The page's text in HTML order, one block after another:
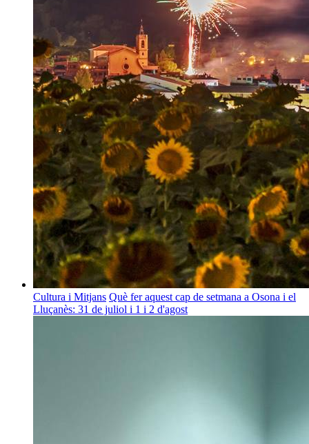
Cultura i Mitjans Què fer aquest cap de setmana a Osona i el
Lluçanès: 31 de juliol i 1 i 2 d'agost